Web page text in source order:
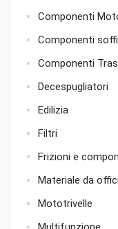
Componenti
Componenti
Componenti
Decespugliatori
Edilizia
Filtri
Frizioni e
Materiale da
Mototrivelle